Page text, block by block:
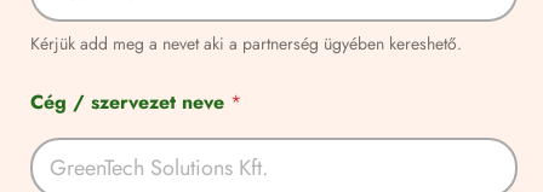
Kérjük add meg a nevet aki a partnerség ügyében kereshető.
e
e
f
Cég / szervezet neve *